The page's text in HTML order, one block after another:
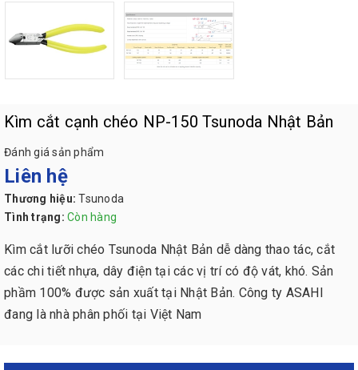
Kìm cắt cạnh chéo NP-150 Tsunoda Nhật Bản
Đánh giá sản phẩm
Liên hệ
Thương hiệu: Tsunoda
Tình trạng: Còn hàng
Kìm cắt lưỡi chéo Tsunoda Nhật Bản dễ dàng thao tác, cắt
các chi tiết nhựa, dây điện tại các vị trí có độ vát, khó. Sản
phầm 100% được sản xuất tại Nhật Bản. Công ty ASAHI
đang là nhà phân phối tại Việt Nam